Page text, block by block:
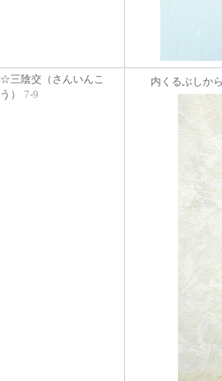
☆三陰交（さんいんこ
う）
7-9
内くるぶしか